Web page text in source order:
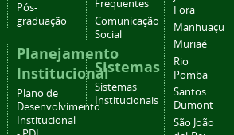
Pós-
graduação
Planejamento
Institucional
Plano de
Desenvolvimento
Institucional
Frequentes
Comunicação
Social
Sistemas
Sistemas
Institucionais
Fora
Manhuaçu
Muriaé
Rio
Pomba
Santos
Dumont
São João